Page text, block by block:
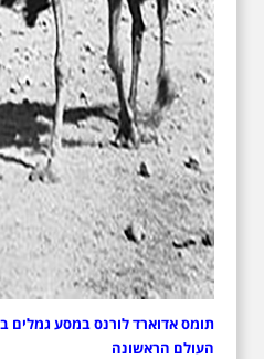
תומס אדוארד לורנס במסע
העולם הראשונה